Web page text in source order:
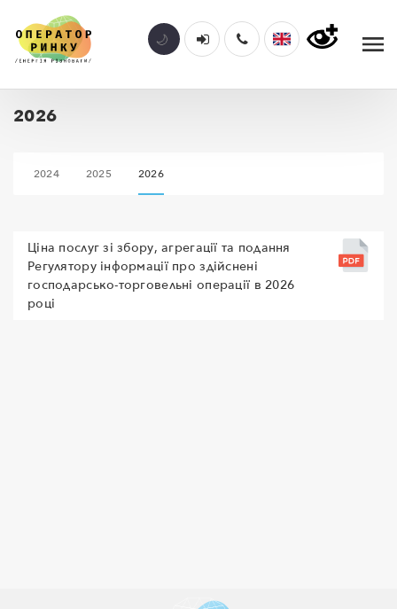
2026
2024 2025 2026
Ціна послуг зі збору, агрегації та подання
Регулятору інформації про здійснені
господарсько-торговельні операції в 2026
році